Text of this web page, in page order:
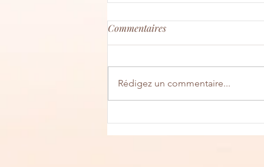
Nectaire
Commentaires
Rédigez un commentaire...